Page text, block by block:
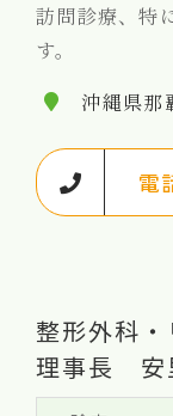
訪問診療、特
す。
沖縄県那
電
整形外科
理事長 安